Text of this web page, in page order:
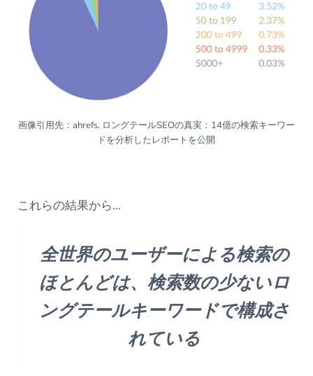
画像引用先：ahrefs. ロングテールSEOの真実：14億の検索キーワー
ドを分析したレポートを公開
これらの結果から…
全世界のユーザーによる検索の
ほとんどは、検索数の少ないロ
ングテールキーワードで構成さ
れている